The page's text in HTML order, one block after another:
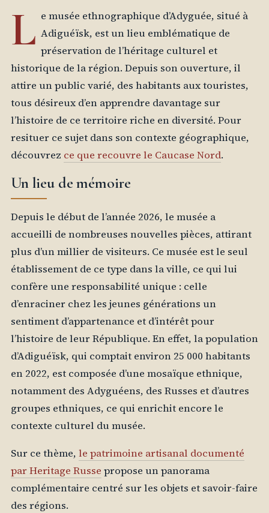
L e musée ethnographique d’Adyguée, situé à
Adiguéïsk, est un lieu emblématique de
préservation de l’héritage culturel et
historique de la région. Depuis son ouverture, il
attire un public varié, des habitants aux touristes,
tous désireux d’en apprendre davantage sur
l’histoire de ce territoire riche en diversité. Pour
resituer ce sujet dans son contexte géographique,
découvrez ce que recouvre le Caucase Nord.
Un lieu de mémoire
Depuis le début de l’année 2026, le musée a
accueilli de nombreuses nouvelles pièces, attirant
plus d’un millier de visiteurs. Ce musée est le seul
établissement de ce type dans la ville, ce qui lui
confère une responsabilité unique : celle
d’enraciner chez les jeunes générations un
sentiment d’appartenance et d’intérêt pour
l’histoire de leur République. En effet, la population
d’Adiguéïsk, qui comptait environ 25 000 habitants
en 2022, est composée d’une mosaïque ethnique,
notamment des Adyguéens, des Russes et d’autres
groupes ethniques, ce qui enrichit encore le
contexte culturel du musée.
Sur ce thème, le patrimoine artisanal documenté
par Heritage Russe propose un panorama
complémentaire centré sur les objets et savoir-faire
des régions.